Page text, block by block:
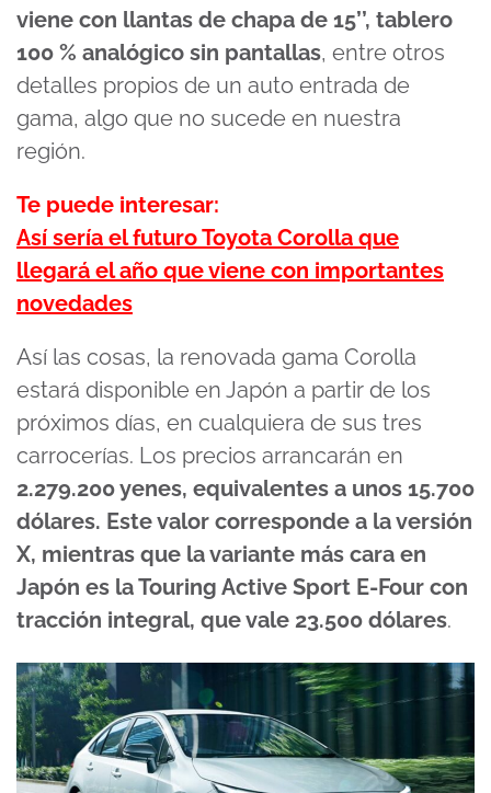
viene con llantas de chapa de 15’’, tablero
100 % analógico sin pantallas, entre otros
detalles propios de un auto entrada de
gama, algo que no sucede en nuestra
región.
Te puede interesar:
Así sería el futuro Toyota Corolla que
llegará el año que viene con importantes
novedades
Así las cosas, la renovada gama Corolla
estará disponible en Japón a partir de los
próximos días, en cualquiera de sus tres
carrocerías. Los precios arrancarán en
2.279.200 yenes, equivalentes a unos 15.700
dólares. Este valor corresponde a la versión
X, mientras que la variante más cara en
Japón es la Touring Active Sport E-Four con
tracción integral, que vale 23.500 dólares.